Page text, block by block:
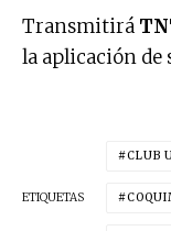
Transmitirá
la aplicación de
ETIQUETAS
CLUB